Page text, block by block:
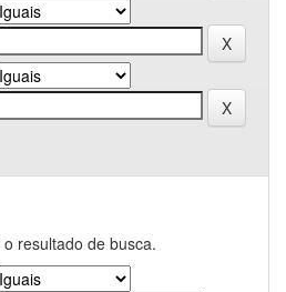
resultado de busca.